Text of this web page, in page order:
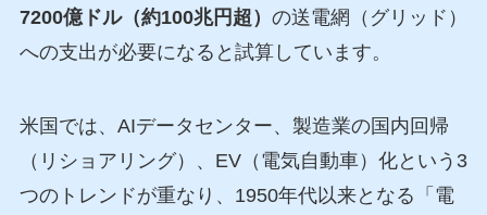
7200億ドル（約100兆円超） の送電網（グリッド）
への支出が必要になると試算しています。
米国では、AIデータセンター、製造業の国内回帰
（リショアリング）、EV（電気自動車）化という3
つのトレンドが重なり、1950年代以来となる「電